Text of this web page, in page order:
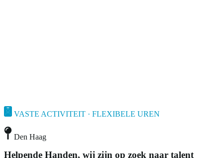
VASTE ACTIVITEIT · FLEXIBELE UREN
Den Haag
Helpende Handen, wij zijn op zoek naar talent